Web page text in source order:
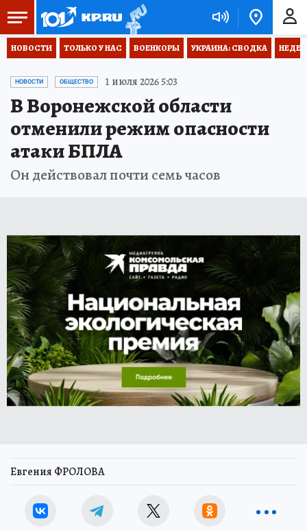
НОВОСТИ ТОЛЬКО У НАС ВОЕНКОРЫ УКРАИНА: СВОДКА
НОВОСТИ ОБЩЕСТВО 1 июля 2026 5:03
В Воронежской области
отменили режим опасности
атаки БПЛА
Он действовал почти семь часов
Евгения ФРОЛОВА